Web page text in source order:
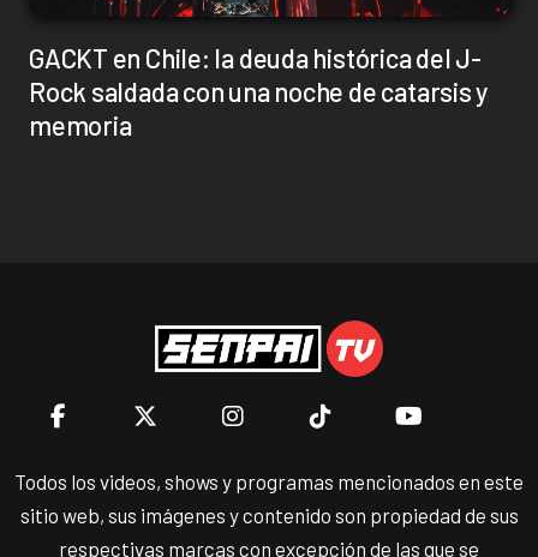
GACKT en Chile: la deuda histórica del J-
Rock saldada con una noche de catarsis y
memoria
Todos los videos, shows y programas mencionados en este
sitio web, sus imágenes y contenido son propiedad de sus
respectivas marcas con excepción de las que se